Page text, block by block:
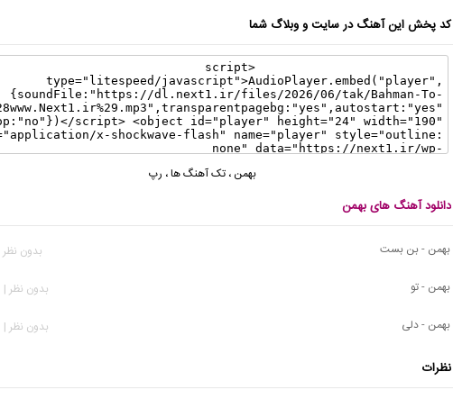
کد پخش این آهنگ در سایت و وبلاگ شما
بهمن ،تک آهنگ ها، رپ
دانلود آهنگ های بهمن
بهمن - بن بست
بدون نظر | 62
بهمن - تو
بدون نظر | 163 بازدید
بهمن - دلی
بدون نظر | 173 بازدید
نظرات